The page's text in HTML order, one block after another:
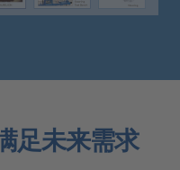
足未来需求